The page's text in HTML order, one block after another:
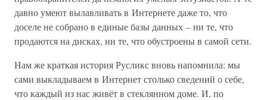
давно умеют вылавливать в Интернете даже то, что
доселе не собрано в единые базы данных – ни те, что
продаются на дисках, ни те, что обустроены в самой сети.
Нам же краткая история Русликс вновь напомнила: мы
сами выкладываем в Интернет столько сведений о себе,
что каждый из нас живёт в стеклянном доме. И, по